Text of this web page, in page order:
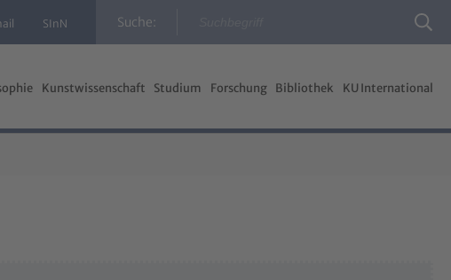
SInN Suche:
Kunstwissenschaft Studium Forschung Bibliothek KU International